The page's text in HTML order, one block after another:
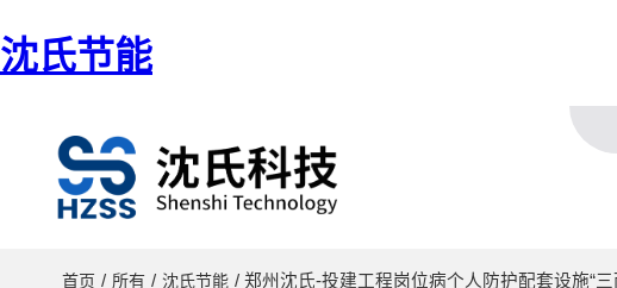
沈氏节能
首页 / 所有 / 沈氏节能 / 郑州沈氏-投建工程岗位病个人防护配套设施“